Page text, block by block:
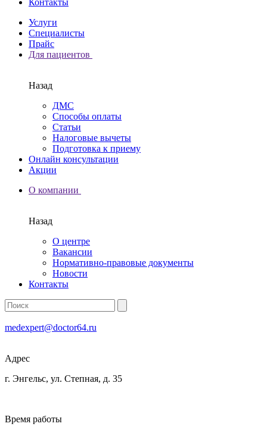
Контакты
Услуги
Специалисты
Прайс
Для пациентов
Назад
ДМС
Способы оплаты
Статьи
Налоговые вычеты
Подготовка к приему
Онлайн консультации
Акции
О компании
Назад
О центре
Вакансии
Нормативно-правовые документы
Новости
Контакты
medexpert@doctor64.ru
Адрес
г. Энгельс, ул. Степная, д. 35
Время работы